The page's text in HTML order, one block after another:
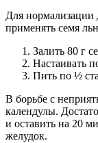
Для нормализации
применять семя
Залить 80 г
Настаивать
Пить по ½
В борьбе с
календулы.
и оставить на 20
желудок.